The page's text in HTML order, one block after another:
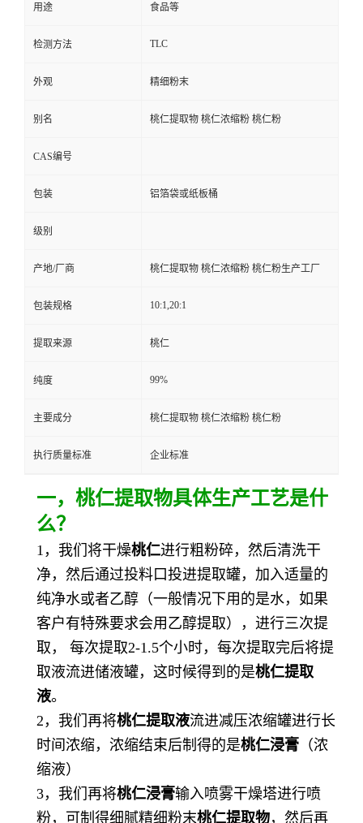
用途 食品等
检测方法 TLC
外观 精细粉末
别名 桃仁提取物 桃仁浓缩粉 桃仁粉
CAS编号
包装 铝箔袋或纸板桶
级别
产地/厂商 桃仁提取物 桃仁浓缩粉 桃仁粉生产工厂
包装规格 10:1,20:1
提取来源 桃仁
纯度 99%
主要成分 桃仁提取物 桃仁浓缩粉 桃仁粉
执行质量标准 企业标准
一， 桃仁提取物具体生产工艺是什
么？
1，我们将干燥桃仁进行粗粉碎，然后清洗干
净，然后通过投料口投进提取罐，加入适量的
纯净水或者乙醇（一般情况下用的是水，如果
客户有特殊要求会用乙醇提取），进行三次提
取， 每次提取2-1.5个小时，每次提取完后将提
取液流进储液罐，这时候得到的是桃仁提取
液。
2，我们再将桃仁提取液流进减压浓缩罐进行长
时间浓缩，浓缩结束后制得的是桃仁浸膏 （浓
缩液）
3，我们再将桃仁浸膏输入喷雾干燥塔进行喷
粉，可制得细腻精细粉末桃仁提取物，然后再